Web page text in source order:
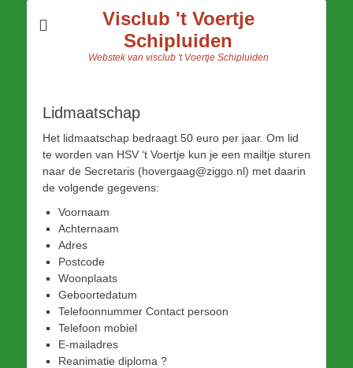
Visclub 't Voertje
Schipluiden
Webstek van visclub 't Voertje Schipluiden
Lidmaatschap
Het lidmaatschap bedraagt 50 euro per jaar. Om lid
te worden van HSV ‘t Voertje kun je een mailtje sturen
naar de Secretaris (hovergaag@ziggo.nl) met daarin
de volgende gegevens:
Voornaam
Achternaam
Adres
Postcode
Woonplaats
Geboortedatum
Telefoonnummer Contact persoon
Telefoon mobiel
E-mailadres
Reanimatie diploma ?